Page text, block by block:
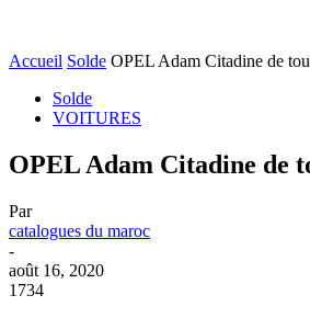
Accueil Solde OPEL Adam Citadine de
Solde
VOITURES
OPEL Adam Citadine de
Par
catalogues du maroc
-
août 16, 2020
1734